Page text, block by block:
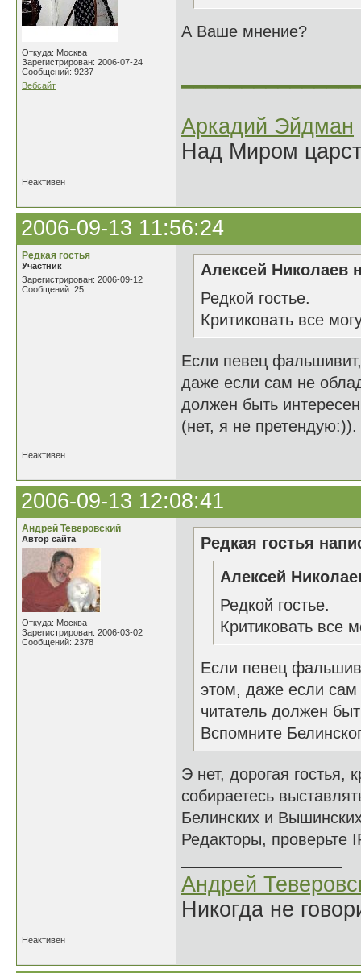
Откуда: Москва
Зарегистрирован: 2006-07-24
Сообщений: 9237
Вебсайт
А Ваше мнение?
Аркадий Эйдман
Над Миром
Неактивен
2006-09-13 11:56:24
Редкая гостья
Участник
Зарегистрирован: 2006-09-12
Сообщений: 25
Алексей Николаев
Редкой гостье.
Критиковать все
Если певец
даже если сам не
должен быть
(нет, я не претендую:)).
Неактивен
2006-09-13 12:08:41
Андрей Теверовский
Автор сайта
Откуда: Москва
Зарегистрирован: 2006-03-02
Сообщений: 2378
Редкая гостья
Алексей
Редкой гостье.
Критиковать все
Если певец
этом, даже если
читатель должен
Вспомните
Э нет, дорогая гостья,
собираетесь
Белинских и
Редакторы, проверьте
Андрей
Никогда не
Неактивен